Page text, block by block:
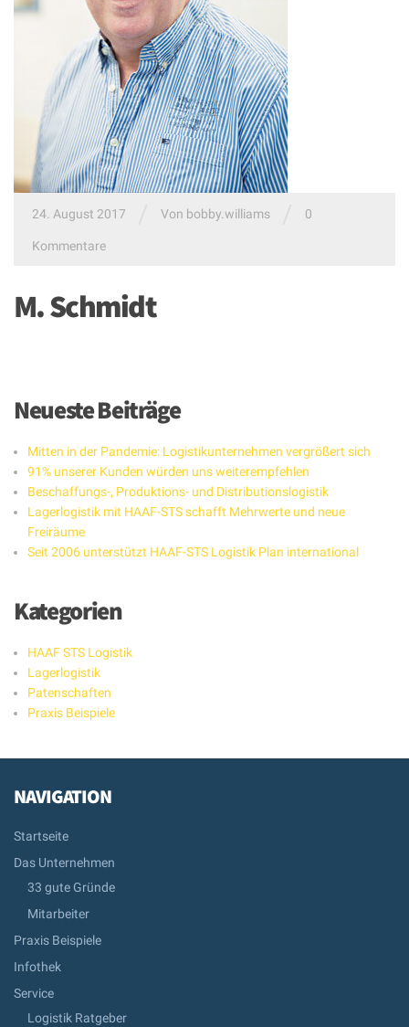
24. August 2017 Von bobby.williams 0
Kommentare
M. Schmidt
Neueste Beiträge
Mitten in der Pandemie: Logistikunternehmen vergrößert sich
91% unserer Kunden würden uns weiterempfehlen
Beschaffungs-, Produktions- und Distributionslogistik
Lagerlogistik mit HAAF-STS schafft Mehrwerte und neue
Freiräume
Seit 2006 unterstützt HAAF-STS Logistik Plan international
Kategorien
HAAF STS Logistik
Lagerlogistik
Patenschaften
Praxis Beispiele
NAVIGATION
Startseite
Das Unternehmen
33 gute Gründe
Mitarbeiter
Praxis Beispiele
Infothek
Service
Logistik Ratgeber